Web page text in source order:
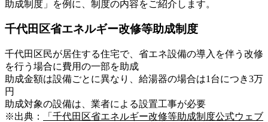
助成制度」を例に、制度の内容をご紹介します。
千代田区省エネルギー改修等助成制度
千代田区民が居住する住宅で、省エネ設備の導入を伴う改修
を行う場合に費用の一部を助成
助成金額は設備ごとに異なり、給湯器の場合は1台につき3万
円
助成対象の設備は、業者による設置工事が必要
※出典：
「千代田区省エネルギー改修等助成制度公式ウェブ